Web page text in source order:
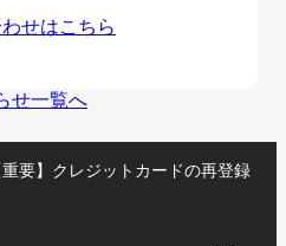
せはこちら
せ一覧へ
重要】クレジットカードの再登録